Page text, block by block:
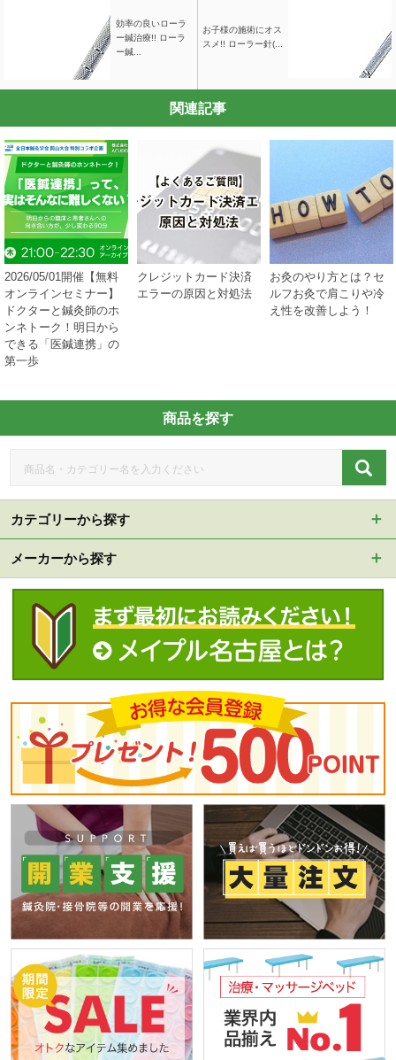
効率の良いローラ
ー鍼治療!! ローラ
ー鍼...
お子様の施術にオス
スメ!! ローラー針(...
関連記事
2026/05/01開催【無料
オンラインセミナー】
ドクターと鍼灸師のホ
ンネトーク！明日から
できる「医鍼連携」の
第一歩
クレジットカード決済
エラーの原因と対処法
お灸のやり方とは？セ
ルフお灸で肩こりや冷
え性を改善しよう！
商品を探す
カテゴリーから探す
メーカーから探す